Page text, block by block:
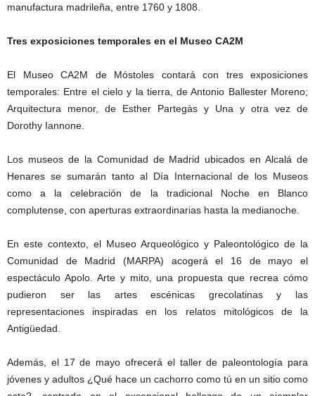
manufactura madrileña, entre 1760 y 1808.
Tres exposiciones temporales en el Museo CA2M
El Museo CA2M de Móstoles contará con tres exposiciones
temporales: Entre el cielo y la tierra, de Antonio Ballester Moreno;
Arquitectura menor, de Esther Partegàs y Una y otra vez de
Dorothy Iannone.
Los museos de la Comunidad de Madrid ubicados en Alcalá de
Henares se sumarán tanto al Día Internacional de los Museos
como a la celebración de la tradicional Noche en Blanco
complutense, con aperturas extraordinarias hasta la medianoche.
En este contexto, el Museo Arqueológico y Paleontológico de la
Comunidad de Madrid (MARPA) acogerá el 16 de mayo el
espectáculo Apolo. Arte y mito, una propuesta que recrea cómo
pudieron ser las artes escénicas grecolatinas y las
representaciones inspiradas en los relatos mitológicos de la
Antigüedad.
Además, el 17 de mayo ofrecerá el taller de paleontología para
jóvenes y adultos ¿Qué hace un cachorro como tú en un sitio como